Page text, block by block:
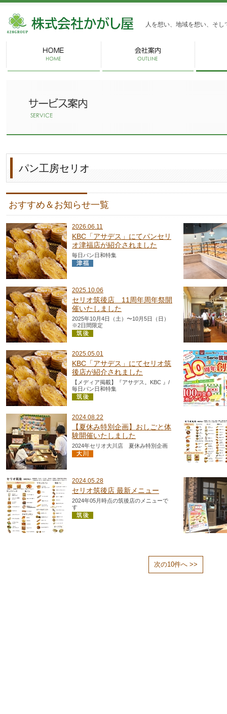
人を想い、地域を想い、そし
パン工房セリオ
おすすめ＆お知らせ一覧
2026.06.11
KBC「アサデス」にてパンセリ
オ津福店が紹介されました
毎日パン日和特集
2025.10.06
セリオ筑後店 11周年周年祭開
催いたしました
2025年10月4日（土）〜10月5日（日）
※2日間限定
2025.05.01
KBC「アサデス」にてセリオ筑
後店が紹介されました
【メディア掲載】『アサデス。KBC 』/
毎日パン日和特集
2024.08.22
【夏休み特別企画】おしごと体
験開催いたしました
2024年セリオ大川店 夏休み特別企画
2024.05.28
セリオ筑後店 最新メニュー
2024年05月時点の筑後店のメニューで
す
次の10件へ >>